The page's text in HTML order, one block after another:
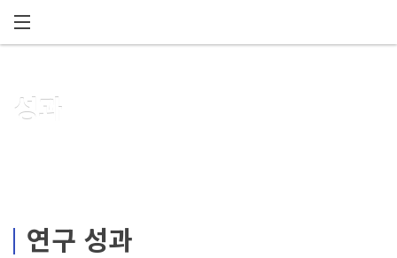
성과
연구 성과